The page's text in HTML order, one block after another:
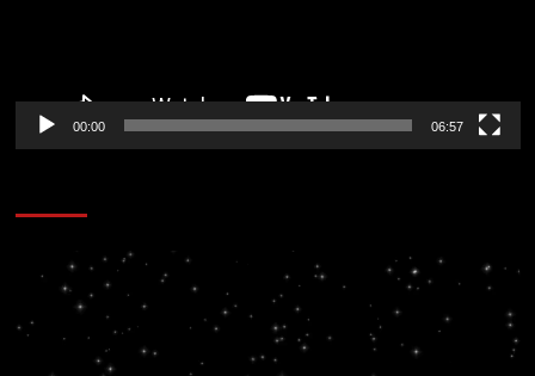
00:00 06:57
Reproductor
vídeo